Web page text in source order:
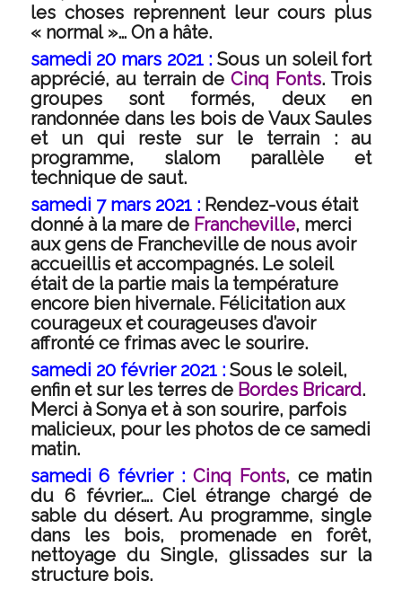
les choses reprennent leur cours plus
« normal »… On a hâte.
samedi 20 mars 2021 : Sous un soleil fort
apprécié, au terrain deCinq Fonts. Trois
groupes sont formés, deux en
randonnée dans les bois de Vaux Saules
et un qui reste sur le terrain : au
programme, slalom parallèle et
technique de saut.
samedi 7 mars 2021 :Rendez-vous était
donné à la mare de Francheville, merci
aux gens de Francheville de nous avoir
accueillis et accompagnés. Le soleil
était de la partie mais la température
encore bien hivernale. Félicitation aux
courageux et courageuses d’avoir
affronté ce frimas avec le sourire.
samedi 20 février 2021 : Sous le soleil,
enfin et sur les terres de Bordes Bricard.
Merci à Sonya et à son sourire, parfois
malicieux, pour les photos de ce samedi
matin.
samedi 6 février : Cinq Fonts, ce matin
du 6 février…. Ciel étrange chargé de
sable du désert. Au programme, single
dans les bois, promenade en forêt,
nettoyage du Single, glissades sur la
structure bois.